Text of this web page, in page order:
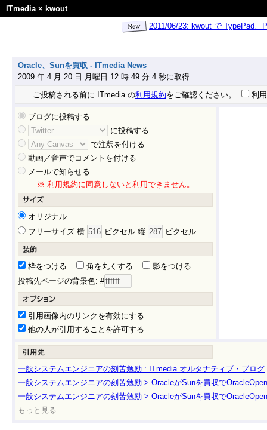
ITmedia× kwout
2011/06/23: kwout で TypePad
Oracle、Sunを買収 - ITmedia News
2009 年 4 月 20 日 月曜日 12 時 49 分 4 秒に取得
ご投稿される前に ITmedia の利用規約をご確認ください。 利
ブログに投稿する
に投稿する
で注釈を付ける
動画／音声でコメントを付ける
メールで知らせる
※ 利用規約に同意しないと利用できません。
オリジナル
フリーサイズ 横
ピクセル 縦 ピクセル
枠をつける 角を丸くする
影をつける
投稿先ページの背景色: #
引用画像内のリンクを有効にする
他の人が引用することを許可する
一般システムエンジニアの刻苦勉励 : ITmedia オルタナティブ・ブログ
一般システムエンジニアの刻苦勉励 > OracleがSunを買収で
一般システムエンジニアの刻苦勉励 > OracleがSunを買収で
もっと見る